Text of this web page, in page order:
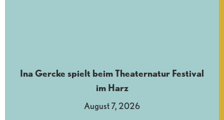
Ina Gercke spielt beim Theaternatur Festival
im Harz
August 7, 2026